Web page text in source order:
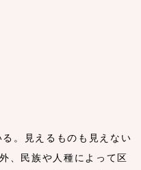
。見えるものも見えない
、民族や人種によって区